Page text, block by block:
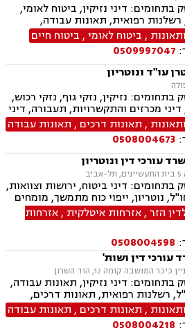
דיני נזיקין, ביטוח לאומי,
רשלנות רפואית, תאונות עבודה,
תאונות ספורט, נכי צה"ל, רשלנות
ולידה, דיני ביטוח, דיני עבודה,
חוזים ומסחר, סדר דין אזרחי
מקרקעין, מגשרים, אבדן כושר עבודה ,
ירושות וצוואות, לשון הרע, משפט
נזקי גוף, תביעות גזזת.
, ביטוח לאומי, ביטוח חיים
0509997047
עו"ד ונוטריון
נזיקין, נזקי גוף, נזקי רכוש,
דיני מכרזים והתקשרויות, תעבורה, דיני
ביטוח, דיני מקרקעין, רשלנות רפואית,
סדר דין אזרחי וראיות, חוקתי
ובוררויות, ביטוח לאומי, תאונות
עבודה, משרד הביטחון, נכי צה"ל,
מניעה, ירושות וצוואות, נוטריון,
הריון ולידה
, תאונות דרכים , תאונות עבודה
0508004673
עורכי דין ונוטריון
בתחומים: דיני ביטוח, ירושות וצוואות,
נוטריון, ייפוי כוח מתמשך, מומחים
ניצולי שואה, אזרחות פורטוגלית,
תביעות גזזת, ביטוח סיעודי,
גוף ורכוש, תאונות עבודה, תאונות
תלמידים, תאונות ספורט
הזר,אזרחות איטלקית ,אזרחות
0508004598
עורכי דין ושות'
בתחומים: דיני נזיקין, תאונות עבודה,
רשלנות רפואית, תאונות דרכים,
לשון הרע, ירושות וצוואות, ייפוי כוח
, תאונות דרכים , תאונות עבודה
0508004218